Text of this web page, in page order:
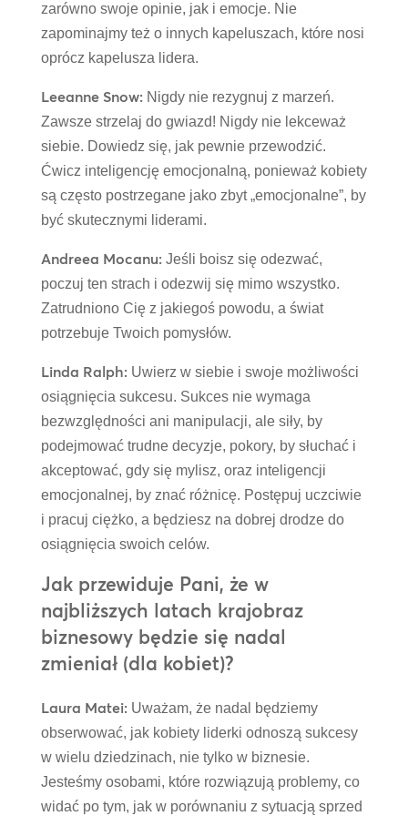
zarówno swoje opinie, jak i emocje. Nie
zapominajmy też o innych kapeluszach, które nosi
oprócz kapelusza lidera.
Leeanne Snow:Nigdy nie rezygnuj z marzeń.
Zawsze strzelaj do gwiazd! Nigdy nie lekceważ
siebie. Dowiedz się, jak pewnie przewodzić.
Ćwicz inteligencję emocjonalną, ponieważ kobiety
są często postrzegane jako zbyt „emocjonalne”, by
być skutecznymi liderami.
Andreea Mocanu:Jeśli boisz się odezwać,
poczuj ten strach i odezwij się mimo wszystko.
Zatrudniono Cię z jakiegoś powodu, a świat
potrzebuje Twoich pomysłów.
Linda Ralph:Uwierz w siebie i swoje możliwości
osiągnięcia sukcesu. Sukces nie wymaga
bezwzględności ani manipulacji, ale siły, by
podejmować trudne decyzje, pokory, by słuchać i
akceptować, gdy się mylisz, oraz inteligencji
emocjonalnej, by znać różnicę. Postępuj uczciwie
i pracuj ciężko, a będziesz na dobrej drodze do
osiągnięcia swoich celów.
Jak przewiduje Pani, że w
najbliższych latach krajobraz
biznesowy będzie się nadal
zmieniał (dla kobiet)?
Laura Matei:Uważam, że nadal będziemy
obserwować, jak kobiety liderki odnoszą sukcesy
w wielu dziedzinach, nie tylko w biznesie.
Jesteśmy osobami, które rozwiązują problemy, co
widać po tym, jak w porównaniu z sytuacją sprzed